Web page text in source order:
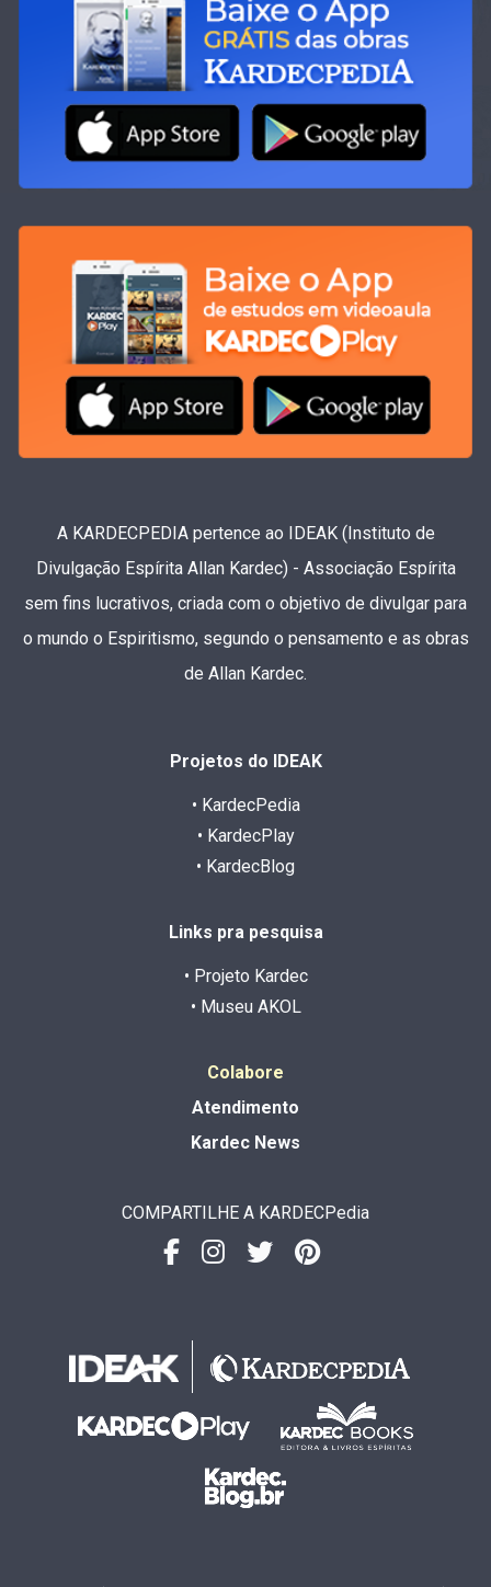
A KARDECPEDIA pertence ao IDEAK (Instituto de
Divulgação Espírita Allan Kardec) - Associação Espírita
sem fins lucrativos, criada com o objetivo de divulgar para
o mundo o Espiritismo, segundo o pensamento e as obras
de Allan Kardec.
Projetos do IDEAK
• KardecPedia
• KardecPlay
• KardecBlog
Links pra pesquisa
• Projeto Kardec
• Museu AKOL
Colabore
Atendimento
Kardec News
COMPARTILHE A KARDECPedia